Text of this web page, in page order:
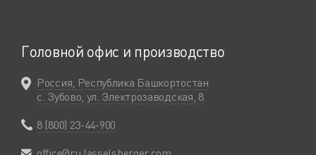
Головной офис и производство
Россия, Республика Башкортостан
с. Зубово, ул. Электрозаводская, 8
8 (800) 23-44-900